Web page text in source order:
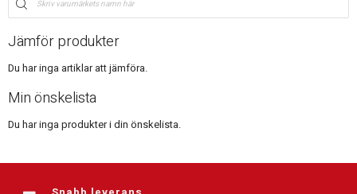
Jämför produkter
Du har inga artiklar att jämföra.
Min önskelista
Du har inga produkter i din önskelista.